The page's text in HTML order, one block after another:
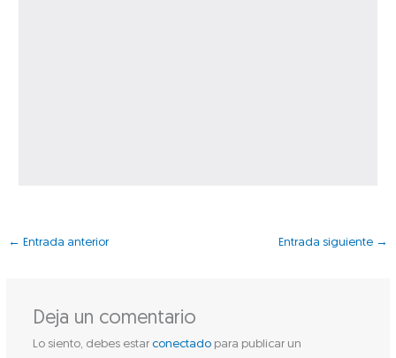
← Entrada anterior Entrada siguiente →
Deja un comentario
Lo siento, debes estar conectadopara publicar un